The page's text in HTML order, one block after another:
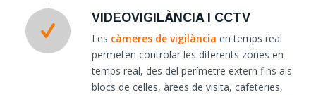
VIDEOVIGILÀNCIA I CCTV
Les càmeres de vigilància en temps real
permeten controlar les diferents zones en
temps real, des del perímetre extern fins als
blocs de cel·les, àrees de visita, cafeteries,